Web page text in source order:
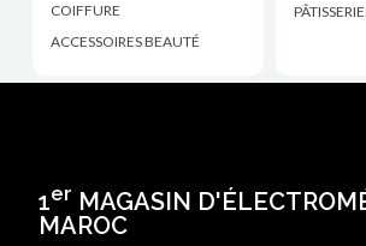
COIFFURE
ACCESSOIRES BEAUTÉ
1er MAGASIN
MAROC